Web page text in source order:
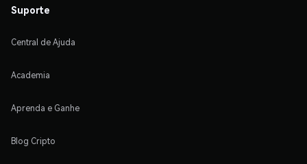
Suporte
Central de Ajuda
Academia
Aprenda e Ganhe
Blog Cripto